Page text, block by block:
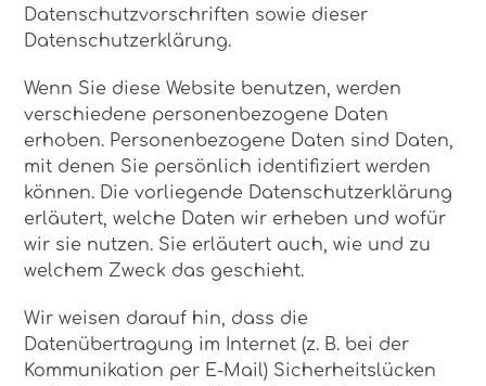
Datenschutzvorschriften sowie dieser
Datenschutzerklärung.
Wenn Sie diese Website benutzen, werden
verschiedene personenbezogene Daten
erhoben. Personenbezogene Daten sind Daten,
mit denen Sie persönlich identifiziert werden
können. Die vorliegende Datenschutzerklärung
erläutert, welche Daten wir erheben und wofür
wir sie nutzen. Sie erläutert auch, wie und zu
welchem Zweck das geschieht.
Wir weisen darauf hin, dass die
Datenübertragung im Internet (z. B. bei der
Kommunikation per E-Mail) Sicherheitslücken